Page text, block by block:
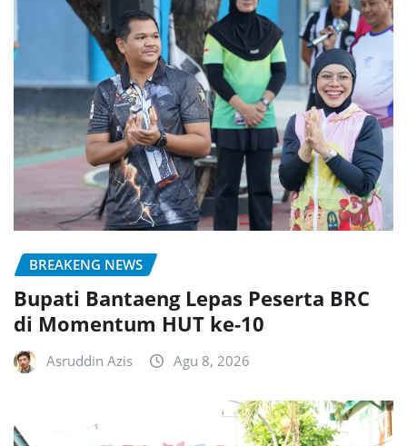
BREAKENG NEWS
Bupati Bantaeng Lepas Peserta BRC
di Momentum HUT ke-10
Asruddin Azis Agu 8, 2026